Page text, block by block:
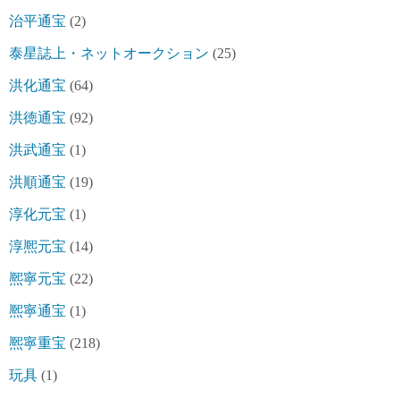
治平通宝 (2)
泰星誌上・ネットオークション (25)
洪化通宝 (64)
洪徳通宝 (92)
洪武通宝 (1)
洪順通宝 (19)
淳化元宝 (1)
淳熈元宝 (14)
熈寧元宝 (22)
熈寧通宝 (1)
熈寧重宝 (218)
玩具 (1)